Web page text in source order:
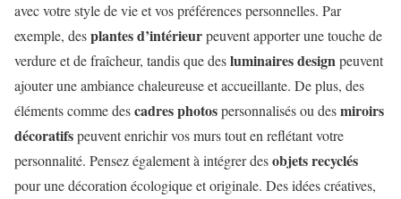
avec votre style de vie et vos préférences personnelles. Par
exemple, desplantes d’intérieurpeuvent apporter une touche de
verdure et de fraîcheur, tandis que desluminaires designpeuvent
ajouter une ambiance chaleureuse et accueillante. De plus, des
éléments comme descadres photospersonnalisés ou desmiroirs
décoratifspeuvent enrichir vos murs tout en reflétant votre
personnalité. Pensez également à intégrer desobjets recyclés
pour une décoration écologique et originale. Des idées créatives,